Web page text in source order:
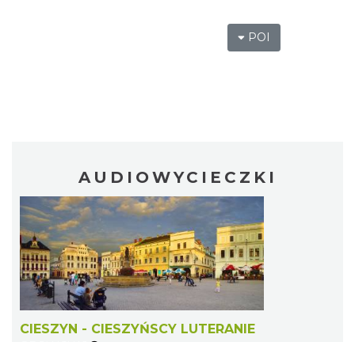
POI
AUDIOWYCIECZKI
CIESZYN - CIESZYŃSCY LUTERANIE